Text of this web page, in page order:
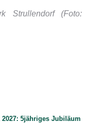
Strullendorf (Foto:
5jähriges Jubiläum